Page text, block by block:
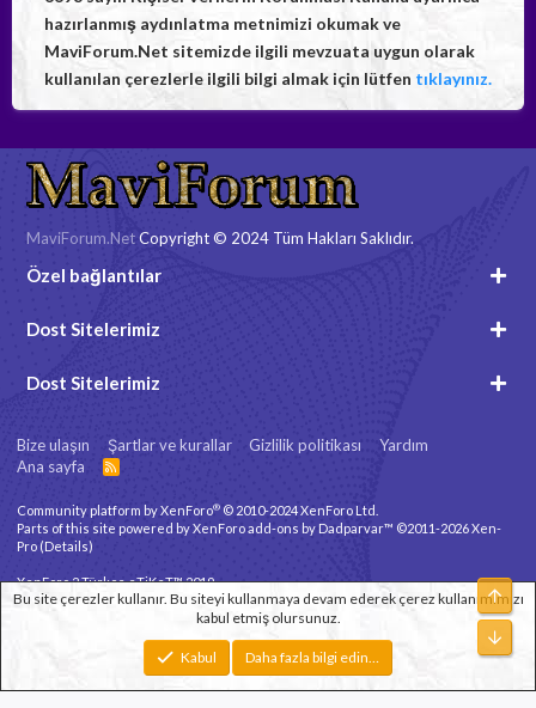
hazırlanmış aydınlatma metnimizi okumak ve
MaviForum.Net sitemizde ilgili mevzuata uygun olarak
kullanılan çerezlerle ilgili bilgi almak için lütfen tıklayınız.
MaviForum.NetCopyright © 2024 Tüm Hakları Saklıdır.
Özel bağlantılar
Dost Sitelerimiz
Dost Sitelerimiz
Bize ulaşın Şartlar ve kurallar Gizlilik politikası
Yardım
Ana sayfa
R
Community platform by XenForo® © 2010-2024 XenForo Ltd.
Parts of this site powered byXenForo add-ons by Dadparvar™ ©2011-2026Xen-
Pro (Details)
XenForo 2 Türkçe eTiKeT™ 2019
© by ©XenTR
Toplam sorgu Toplam zaman
En fazla bellek
Bu site çerezler kullanır. Bu siteyi kullanmaya devam ederek çerez kullanımımızı
kabul etmiş olursunuz.
Kabul Daha fazla bilgi edin…
Üst
Alt